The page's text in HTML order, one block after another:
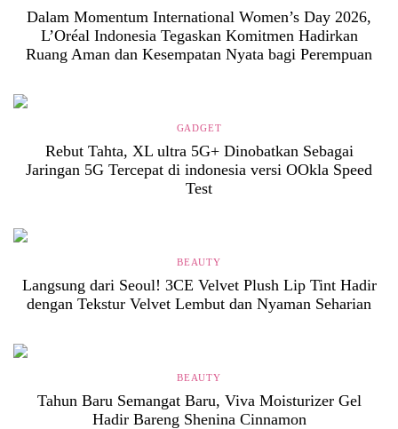
Dalam Momentum International Women’s Day 2026,
L’Oréal Indonesia Tegaskan Komitmen Hadirkan
Ruang Aman dan Kesempatan Nyata bagi Perempuan
GADGET
Rebut Tahta, XL ultra 5G+ Dinobatkan Sebagai
Jaringan 5G Tercepat di indonesia versi OOkla Speed
Test
BEAUTY
Langsung dari Seoul! 3CE Velvet Plush Lip Tint Hadir
dengan Tekstur Velvet Lembut dan Nyaman Seharian
BEAUTY
Tahun Baru Semangat Baru, Viva Moisturizer Gel
Hadir Bareng Shenina Cinnamon